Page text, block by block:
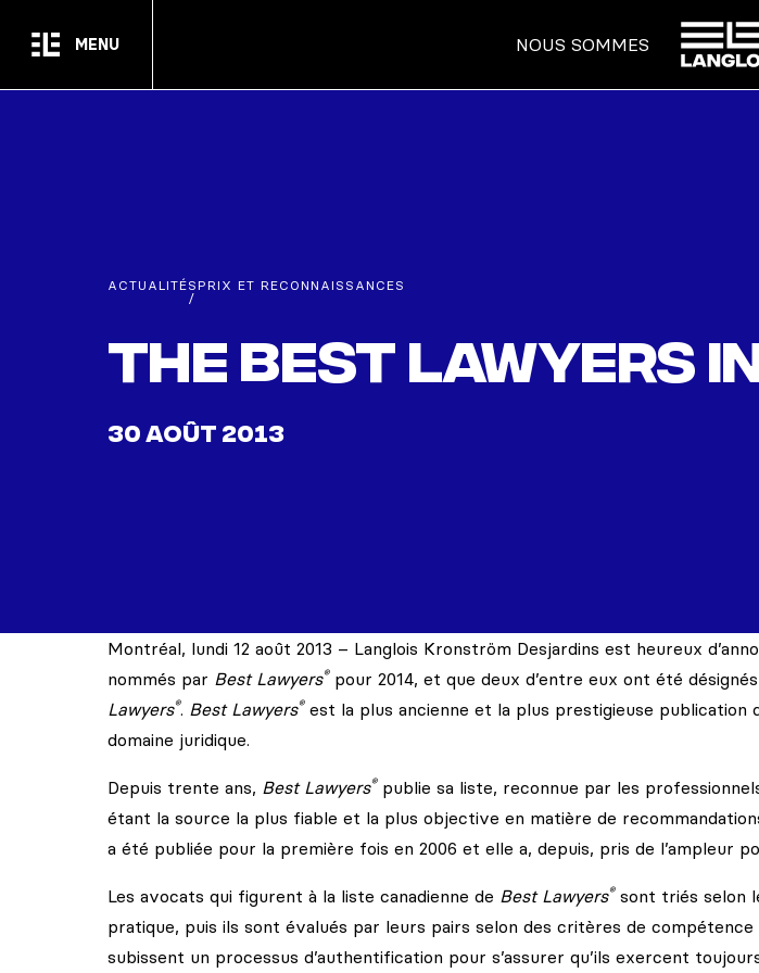
MENU NOUS SOMMES
ACTUALITÉS
/
PRIX ET RECONNAISSANCES
The Best Lawyers
30 AOÛT 2013
Montréal, lundi 12 août 2013 – Langlois Kronström Desjardins est heureux
nommés par Best Lawyers®pour 2014, et que deux d’entre eux ont été désignés
Lawyers®. Best Lawyers®est la plus ancienne et la plus prestigieuse publication
domaine juridique.
Depuis trente ans, Best Lawyers®publie sa liste, reconnue par les
étant la source la plus fiable et la plus objective en matière de
a été publiée pour la première fois en 2006 et elle a, depuis, pris de l’ampleur
Les avocats qui figurent à la liste canadienne de Best Lawyers®sont triés selon
pratique, puis ils sont évalués par leurs pairs selon des critères de compétence
subissent un processus d’authentification pour s’assurer qu’ils exercent